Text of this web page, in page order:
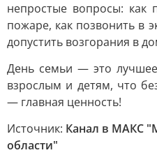
непростые вопросы: как
пожаре, как позвонить в
допустить возгорания в
День семьи — это
взрослым и детям, что
— главная ценность!
Источник: Канал в МАКС
области"